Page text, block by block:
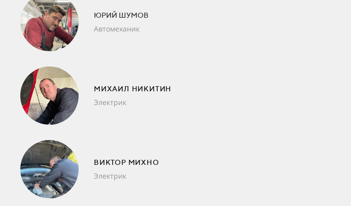
ЮРИЙ ШУМОВ
Автомеханик
МИХАИЛ НИКИТИН
Электрик
ВИКТОР МИХНО
Электрик